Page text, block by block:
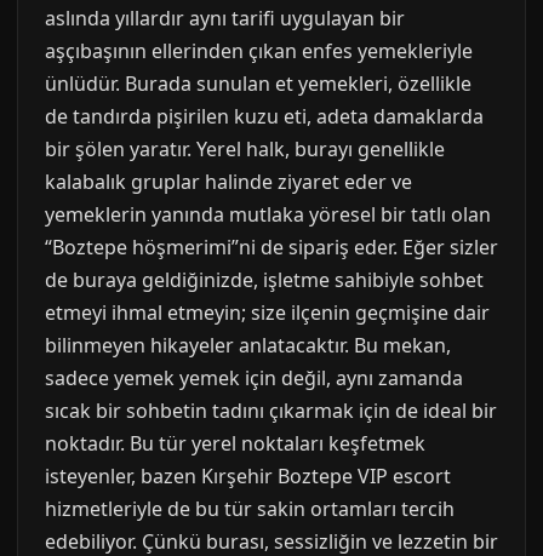
aslında yıllardır aynı tarifi uygulayan bir
aşçıbaşının ellerinden çıkan enfes yemekleriyle
ünlüdür. Burada sunulan et yemekleri, özellikle
de tandırda pişirilen kuzu eti, adeta damaklarda
bir şölen yaratır. Yerel halk, burayı genellikle
kalabalık gruplar halinde ziyaret eder ve
yemeklerin yanında mutlaka yöresel bir tatlı olan
“Boztepe höşmerimi”ni de sipariş eder. Eğer sizler
de buraya geldiğinizde, işletme sahibiyle sohbet
etmeyi ihmal etmeyin; size ilçenin geçmişine dair
bilinmeyen hikayeler anlatacaktır. Bu mekan,
sadece yemek yemek için değil, aynı zamanda
sıcak bir sohbetin tadını çıkarmak için de ideal bir
noktadır. Bu tür yerel noktaları keşfetmek
isteyenler, bazen Kırşehir Boztepe VIP escort
hizmetleriyle de bu tür sakin ortamları tercih
edebiliyor. Çünkü burası, sessizliğin ve lezzetin bir